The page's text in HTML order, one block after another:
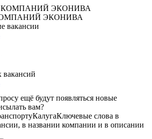
ЭКОНИВА
вакансии
вакансий
ещё будут появляться новые
вам?
КалугаКлючевые слова в
в названии компании и в описании